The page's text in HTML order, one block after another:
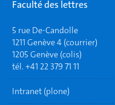
Faculté des lettres
5 rue De-Candolle
1211 Genève 4 (courrier)
1205 Genève (colis)
tél. +41 22 379 71 11
Intranet (plone)